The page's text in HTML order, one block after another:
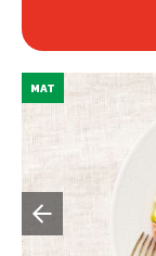
MAT